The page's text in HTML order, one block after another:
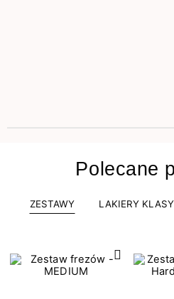
Polecane
ZESTAWY LAKIERY